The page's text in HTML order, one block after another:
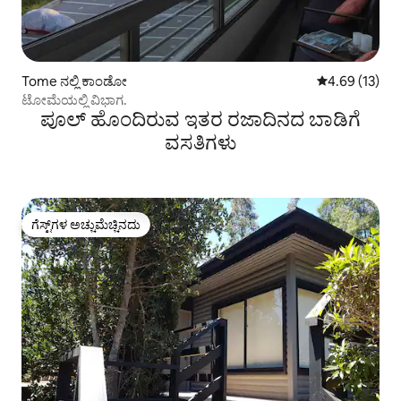
Tome ನಲ್ಲಿ ಕಾಂಡೋ 5 ರಲ್ಲಿ 4.69
4.69 (13)
ಟೋಮೆಯಲ್ಲಿ ವಿಭಾಗ.
ಪೂಲ್‌ ಹೊಂದಿರುವ ಇತರ ರಜಾದಿನದ ಬಾಡಿಗೆ
ವಸತಿಗಳು
ಗೆಸ್ಟ್‌ಗಳ ಅಚ್ಚುಮೆಚ್ಚಿನದು
ಗೆಸ್ಟ್‌ಗಳ ಅಚ್ಚುಮೆಚ್ಚಿನದು